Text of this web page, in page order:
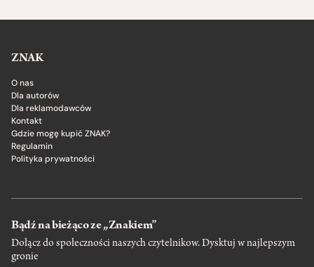
ZNAK
O nas
Dla autorów
Dla reklamodawców
Kontakt
Gdzie mogę kupić ZNAK?
Regulamin
Polityka prywatności
Bądź na bieżąco ze „Znakiem”
Dołącz do społeczności naszych czytelnikow. Dysktuj w najlepszym
gronie